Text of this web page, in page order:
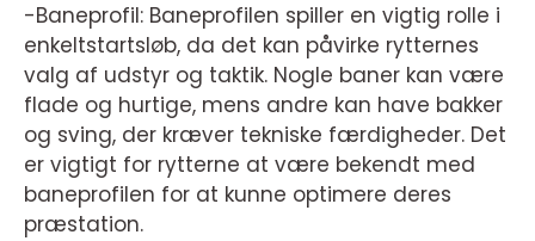
-Baneprofil: Baneprofilen spiller en vigtig rolle i
enkeltstartsløb, da det kan påvirke rytternes
valg af udstyr og taktik. Nogle baner kan være
flade og hurtige, mens andre kan have bakker
og sving, der kræver tekniske færdigheder. Det
er vigtigt for rytterne at være bekendt med
baneprofilen for at kunne optimere deres
præstation.